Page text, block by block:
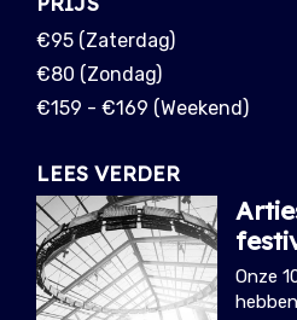
€95 (Zaterdag)
€80 (Zondag)
€159 - €169 (Weekend)
LEES VERDER
Onze